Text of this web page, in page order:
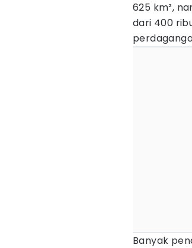
625 km²,
dari 400
Banyak